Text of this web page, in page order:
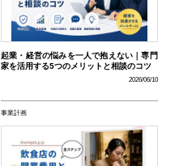
起業・経営の悩みを一人で抱えない｜専門
家を活用する5つのメリットと相談のコツ
2026/06/10
事業計画